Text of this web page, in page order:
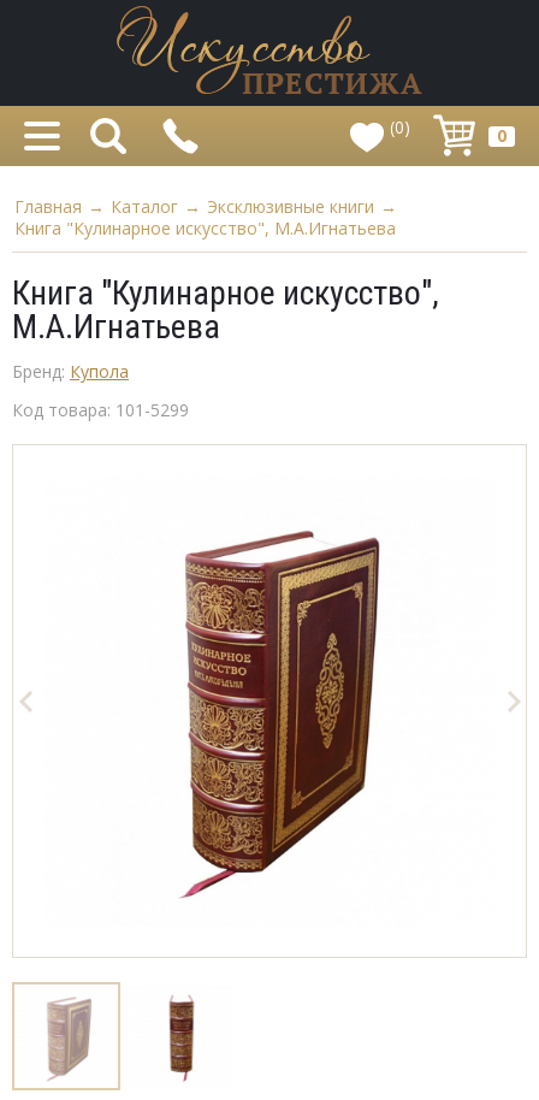
(0) 0
Главная → Каталог → Эксклюзивные книги →
Книга "Кулинарное искусство", М.А.Игнатьева
Книга "Кулинарное искусство",
М.А.Игнатьева
Бренд: Купола
Код товара: 101-5299